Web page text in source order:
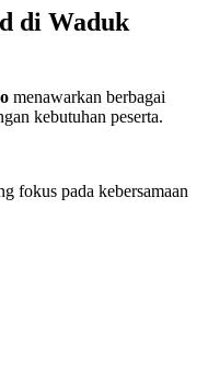
di Waduk
menawarkan berbagai
kebutuhan peserta.
fokus pada kebersamaan